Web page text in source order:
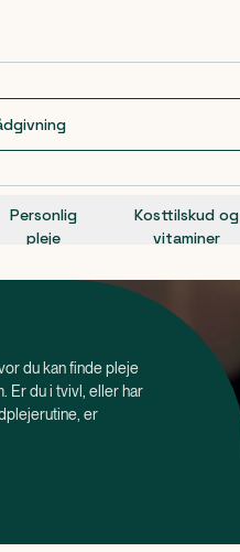
Personlig
pleje
Kosttilskud og
vitaminer
du kan finde pleje
Er du i tvivl, eller har
er